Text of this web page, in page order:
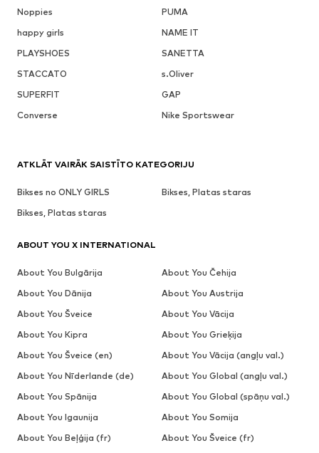
Noppies
PUMA
happy girls
NAME IT
PLAYSHOES
SANETTA
STACCATO
s.Oliver
SUPERFIT
GAP
Converse
Nike Sportswear
ATKLĀT VAIRĀK SAISTĪTO KATEGORIJU
Bikses no ONLY GIRLS
Bikses, Platas staras
Bikses, Platas staras
ABOUT YOU X INTERNATIONAL
About You Bulgārija
About You Čehija
About You Dānija
About You Austrija
About You Šveice
About You Vācija
About You Kipra
About You Grieķija
About You Šveice (en)
About You Vācija (angļu val.)
About You Nīderlande (de)
About You Global (angļu val.)
About You Spānija
About You Global (spāņu val.)
About You Igaunija
About You Somija
About You Beļģija (fr)
About You Šveice (fr)